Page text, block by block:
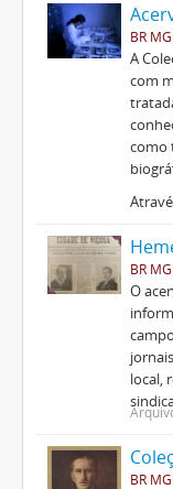
BR
A
com
como
BR
O
local,
BR